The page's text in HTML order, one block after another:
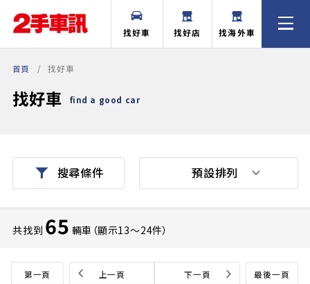
找好車 找好店 找海外車
首頁 找好車
找好車 find a good car
搜尋條件
共找到 65 輛車（顯示13〜24件）
第一頁 最後一頁
上一頁 下一頁
預設排列